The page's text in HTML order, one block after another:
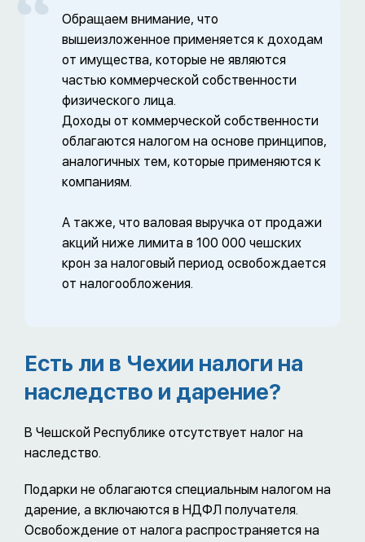
Обращаем внимание, что
вышеизложенное применяется к доходам
от имущества, которые не являются
частью коммерческой собственности
физического лица.
Доходы от коммерческой собственности
облагаются налогом на основе принципов,
аналогичных тем, которые применяются к
компаниям.
А также, что валовая выручка от продажи
акций ниже лимита в 100 000 чешских
крон за налоговый период освобождается
от налогообложения.
Есть ли в Чехии налоги на
наследство и дарение?
В Чешской Республике отсутствует налог на
наследство.
Подарки не облагаются специальным налогом на
дарение, а включаются в НДФЛ получателя.
Освобождение от налога распространяется на